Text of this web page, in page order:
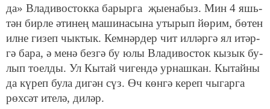
да» Вла­ди­вос­ток­ка ба­рыр­га җы­е­на­быз. Мин 4 яшь­
тән бир­ле әти­нең ма­ши­на­сы­на уты­рып йө­рим, бө­тен
ил­не ги­зеп чык­тык. Кем­нәр­дер чит ил­ләр­гә ял итәр­
гә ба­ра, ә ме­нә без­гә бу юлы Вла­ди­вос­ток кы­зык бу­
лып то­ел­ды. Ул Кы­тай чи­ген­дә ур­наш­кан. Кы­тай­ны
да кү­реп бу­ла ди­гән сүз. Өч көн­гә ке­реп чы­гар­га
рөх­сәт ите­лә, ди­ләр.